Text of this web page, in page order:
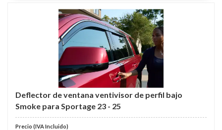
Deflector de ventana ventivisor de perfil bajo
Smoke para Sportage 23 - 25